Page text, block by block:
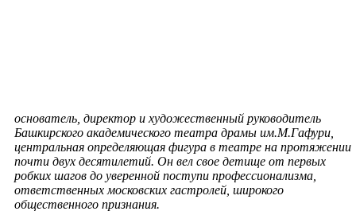
основатель, директор и художественный руководитель
Башкирского академического театра драмы им.М.Гафури,
центральная определяющая фигура в театре на протяжении
почти двух десятилетий. Он вел свое детище от первых
робких шагов до уверенной поступи профессионализма,
ответственных московских гастролей, широкого
общественного признания.